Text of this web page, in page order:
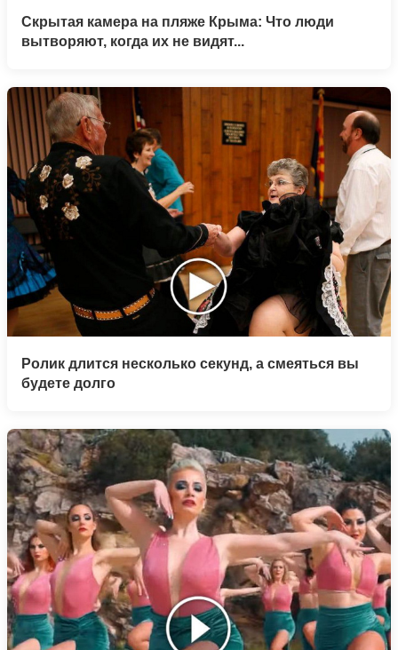
Скрытая камера на пляже Крыма: Что люди
вытворяют, когда их не видят...
Ролик длится несколько секунд, а смеяться вы
будете долго